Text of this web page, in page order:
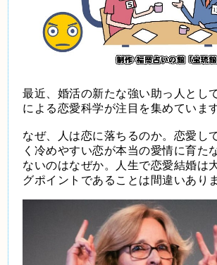
最近、婚活の新たな強い助っ人とし
による恋愛科学が注目を集めています
なぜ、人は恋に落ちるのか。恋愛し
く冷めやすい恋が本当の愛情に育た
ないのはなぜか。人生で恋愛結婚は
グポイントであることは間違いあり